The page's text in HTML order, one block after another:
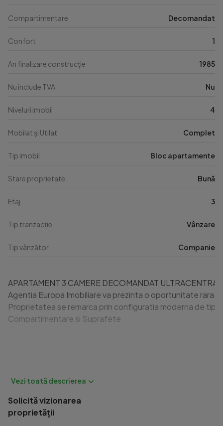
Compartimentare Decomandat
Confort 1
An finalizare construcție 1985
Nu include TVA Nu
Niveluri imobil 4
Mobilat și Utilat Complet
Tip imobil Bloc apartamente
Stare proprietate Bună
Etaj 3
Tip tranzacție Vânzare
Tip vânzător Companie
APARTAMENT 3 CAMERE DECOMANDAT
Agentia Europa Imobiliare va prezinta o oportunitate rara
Proprietatea se remarca prin configuratia moderna de
Compartimentare si Suprafete
Configuratie interioara: Living generos integrat
Regim inaltime cladire: Situat la etajul 3 al unui imobil
Solicită vizionarea
proprietății